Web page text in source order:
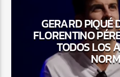
CURRENT SHOW
FIESTA DJ
9:00 PM 12:00 AM
GERARD
FLORENTINO
TODOS LOS